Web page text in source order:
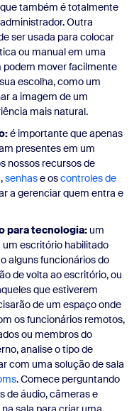
também é totalmente
Outra
ser usada para colocar
ou manual em uma
podem mover facilmente
escolha, como um
a imagem de um
mais natural.
é importante que apenas
presentes em um
nossos recursos de
,senhase oscontroles de
a gerenciar quem entra e
para tecnologia:um
um escritório habilitado
alguns funcionários do
de volta ao escritório, ou
que estiverem
de um espaço onde
os funcionários remotos,
ou membros do
analise o tipo de
com uma solução de sala
. Comece perguntando
de áudio, câmeras e